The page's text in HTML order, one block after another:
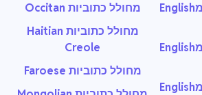
תרגם אודיו/ווידאו מEnglish
תרגם אודיו/ווידאו מEnglish
תרגם אודיו/ווידאו מEnglish
מחולל כתוביות Occitan
מחולל כתוביות Haitian
Creole
מחולל כתוביות Faroese